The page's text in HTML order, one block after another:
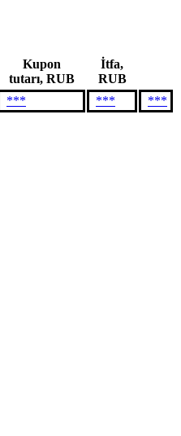
Kupon
tutarı, RUB
İtfa,
RUB
*** ***
***